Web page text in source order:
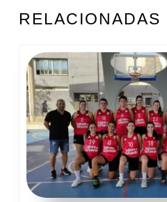
anterior:
RELACIONADAS